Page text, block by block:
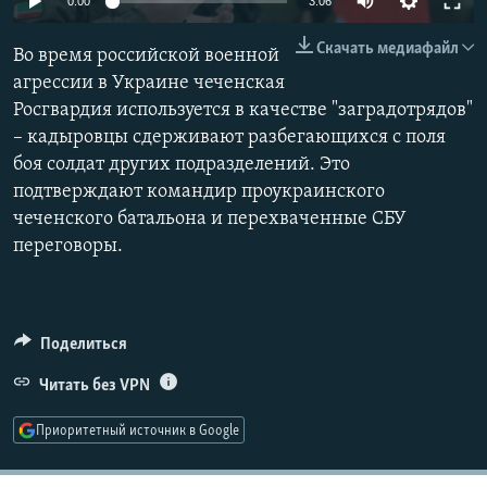
РАСПИСАНИЕ ВЕЩАНИЯ
ПОДПИШИТЕСЬ НА РАССЫЛКУ
СОЦИАЛЬНЫЕ СЕТИ 240p 360p 480p
720p
480p
1080p
Скачать медиафайл
Во время российской военной
агрессии в Украине чеченская
Росгвардия используется в качестве "заградотрядов"
– кадыровцы сдерживают разбегающихся с поля
боя солдат других подразделений. Это
подтверждают командир проукраинского
чеченского батальона и перехваченные СБУ
переговоры.
Поделиться
Читать без VPN
Приоритетный источник в Google